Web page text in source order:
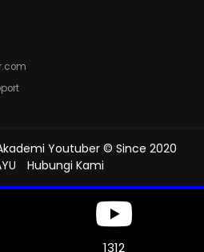
Youtuber © Since 2020
Hubungi Kami
1312